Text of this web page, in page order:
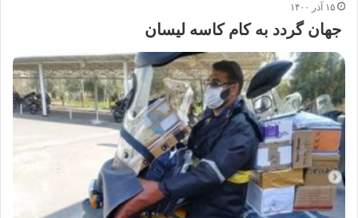
۱۵ آذر ۱۴۰۰
جهان گردد به کام کاسه لیسان